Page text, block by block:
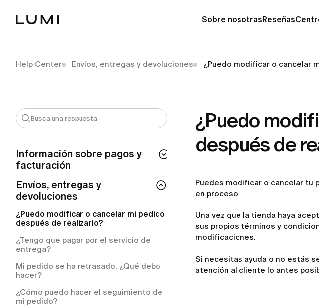
Sobre nosotrasReseñas
Help Center Envíos, entregas y devoluciones ¿Puedo modificar o cancelar
Información sobre pagos y
facturación
¿Cuánto tiempo tarda en procesarse mi
reembolso de LUMI?
¿Por qué se me ha realizado un cargo
automático de LUMI?
¿Cómo solicitar un reembolso en LUMI?
¿Cómo puedo solicitar un reembolso?
Envíos, entregas y
devoluciones
¿Puedo modificar o cancelar mi pedido
después de realizarlo?
¿Tengo que pagar por el servicio de
entrega?
Mi pedido se ha retrasado. ¿Qué debo
hacer?
¿Cómo puedo hacer el seguimiento de
mi pedido?
¿Puedo
después de
Puedes modificar o cancelar tu
en proceso.
Una vez que la tienda haya
sus propios términos y
modificaciones.
Si necesitas ayuda o no estás
atención al cliente lo antes